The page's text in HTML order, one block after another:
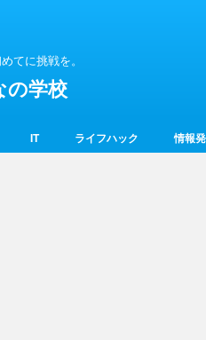
てに挑戦を。
の学校
IT ライフハック 情報